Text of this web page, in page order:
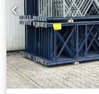
nakliyesi veya sevkiyatı
edilebilecek ek
teslimat kapsamına